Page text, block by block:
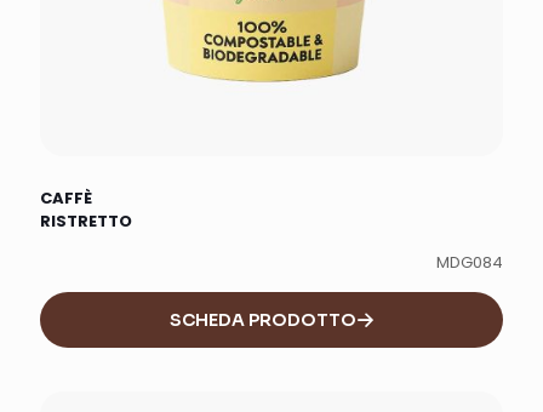
CAFFÈ
RISTRETTO
MDG084
SCHEDA PRODOTTO